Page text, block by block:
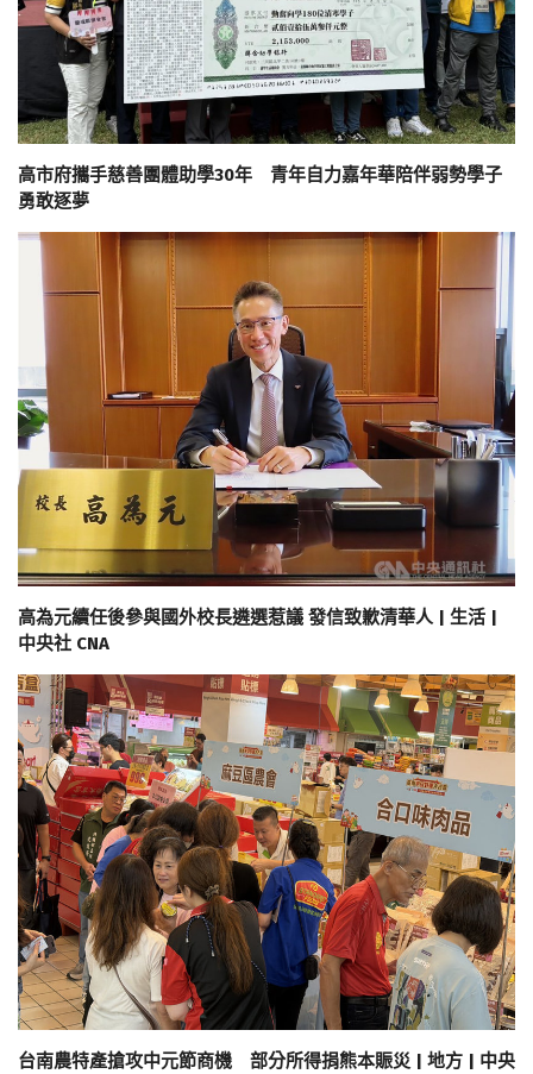
高市府攜手慈善團體助學30年 青年自力嘉年華陪伴弱勢學子
勇敢逐夢
高為元續任後參與國外校長遴選惹議 發信致歉清華人 | 生活 |
中央社 CNA
台南農特產搶攻中元節商機 部分所得捐熊本賑災 | 地方 | 中央